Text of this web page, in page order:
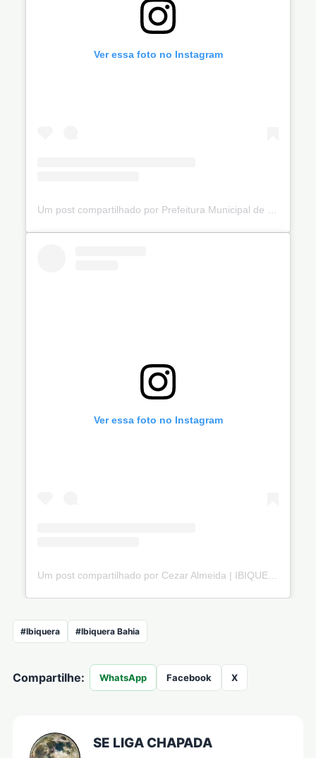
Ver essa foto no Instagram
Ver essa foto no Instagram
#Ibiquera #Ibiquera Bahia
Compartilhe: WhatsApp Facebook X
SE LIGA CHAPADA